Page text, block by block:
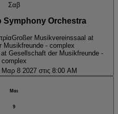
Σαβ
Symphony Orchestra
Großer Musikvereinssaal at
Musikfreunde - complex
Gesellschaft der Musikfreunde -
complex
8 2027 στις 8:00 AM
Μαι
9